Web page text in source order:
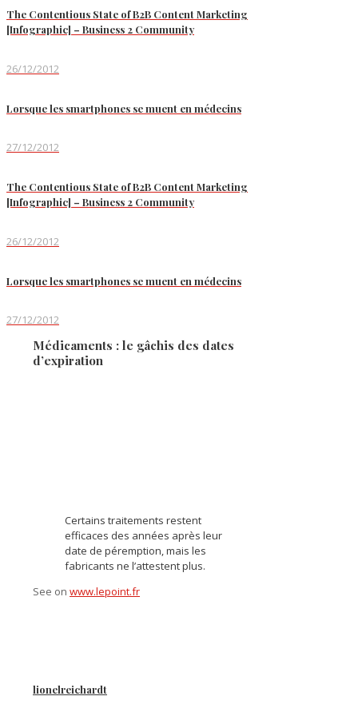
The Contentious State of B2B Content Marketing
[Infographic] – Business 2 Community
26/12/2012
Lorsque les smartphones se muent en médecins
27/12/2012
The Contentious State of B2B Content Marketing
[Infographic] – Business 2 Community
26/12/2012
Lorsque les smartphones se muent en médecins
27/12/2012
Médicaments : le gâchis des dates
d’expiration
Certains traitements restent
efficaces des années après leur
date de péremption, mais les
fabricants ne l’attestent plus.
See on www.lepoint.fr
lionelreichardt